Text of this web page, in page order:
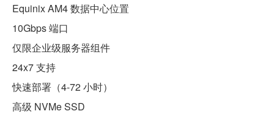
Equinix AM4 数据中心位置
10Gbps 端口
仅限企业级服务器组件
24x7 支持
快速部署（4-72 小时）
高级 NVMe SSD